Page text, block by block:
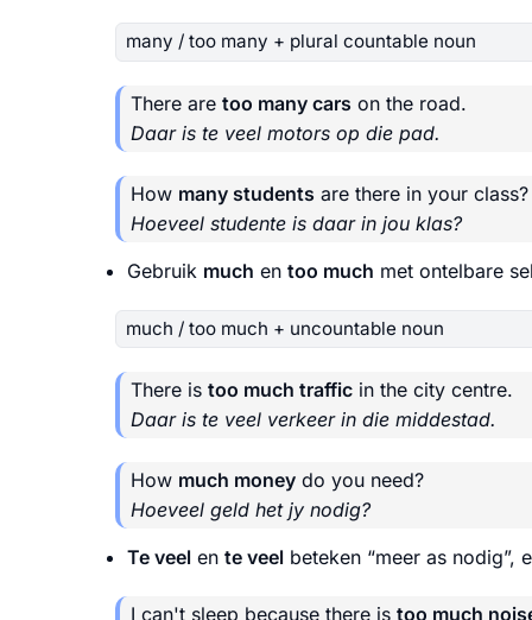
many / too many + plural countable noun
There are too many cars on the road.
Daar is te veel motors op die pad.
How many students are there in your class?
Hoeveel studente is daar in jou klas?
Gebruik much en too much met ontelbare
much / too much + uncountable noun
There is too much traffic in the city centre.
Daar is te veel verkeer in die middestad.
How much money do you need?
Hoeveel geld het jy nodig?
Te veel en te veel beteken “meer as nodig”,
I can't sleep because there is too much